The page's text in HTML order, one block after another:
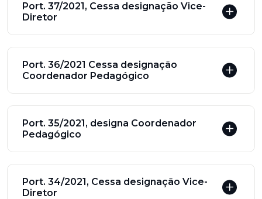
Port. 37/2021, Cessa designação Vice-
Diretor
Port. 36/2021 Cessa designação
Coordenador Pedagógico
Port. 35/2021, designa Coordenador
Pedagógico
Port. 34/2021, Cessa designação Vice-
Diretor